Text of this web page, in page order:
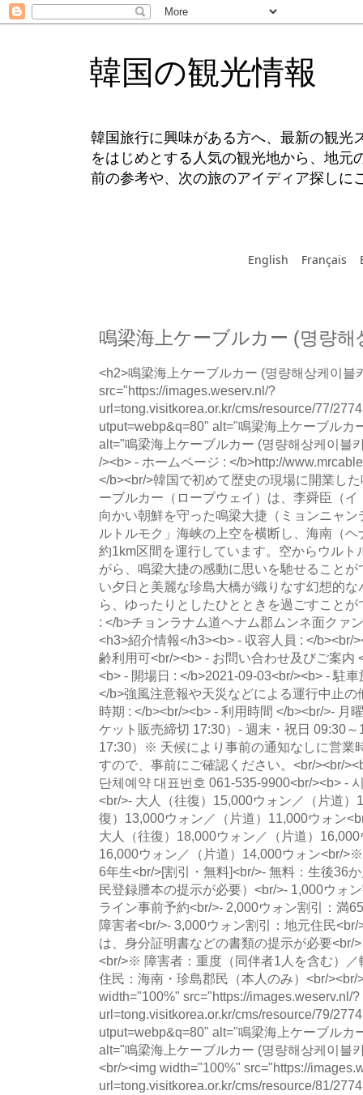
韓国の観光情報
韓国旅行に興味がある方へ、最新の観光
をはじめとする人気の観光地から、地
前の参考や、次の旅のアイディア探しに
English Français
鳴梁海上ケーブルカー (명량해
<h2>鳴梁海上ケーブルカー (명량해상케이블
src="https://images.weserv.nl/?
url=tong.visitkorea.or.kr/cms/resource/77/
utput=webp&q=80" alt="鳴梁海上ケーブルカ
alt="鳴梁海上ケーブルカー (명량해상케이블
/><b> - ホームページ : </b>http://
</b><br/>韓国で初めて歴史の現場に開業し
ーブルカー（ロープウェイ）は、李舜臣（
向かい朝鮮を守った鳴梁大捷（ミョンニャ
ルトルモク」海峡の上空を横断し、海南（
約1km区間を運行しています。空からウル
がら、鳴梁大捷の感動に思いを馳せること
い夕日と美麗な珍島大橋が織りなす幻想的
ら、ゆったりとしたひとときを過ごすこと
: </b>チョンラナム道ヘナム郡ムンネ面クァ
<h3>紹介情報</h3><b> - 収容人員 : </b><br/
齢利用可<br/><b> - お問い合わせ及びご案内
<b> - 開場日 : </b>2021-09-03<br/><b> - 駐
</b>強風注意報や天災などによる運行中止の
時期 : </b><br/><b> - 利用時間 </b><br/>- 月
ケット販売締切 17:30）- 週末・祝日 09:30
17:30）※ 天候により事前の通知なしに営業
すので、事前にご確認ください。<br/><br/
단체예약 대표번호 061-535-9900<br/><b> -
<br/>- 大人（往復）15,000ウォン／（片道）
復）13,000ウォン／（片道）11,000ウォン
大人（往復）18,000ウォン／（片道）
16,000ウォン／（片道）14,000ウォン<br/
6年生<br/>[割引・無料]<br/>- 無料：生後36
民登録謄本の提示が必要）<br/>- 1,000ウォ
ライン事前予約<br/>- 2,000ウォン割引：満
障害者<br/>- 3,000ウォン割引：地元住民
は、身分証明書などの書類の提示が必要
<br/>※ 障害者：重度（同伴者1人を含む）
住民：海南・珍島郡民（本人のみ）<br/><br/
width="100%" src="https://images.weserv.nl/?
url=tong.visitkorea.or.kr/cms/resource/79/
utput=webp&q=80" alt="鳴梁海上ケーブルカ
alt="鳴梁海上ケーブルカー (명량해상케이블
<br/><img width="100%" src="https://
url=tong.visitkorea.or.kr/cms/resource/81/